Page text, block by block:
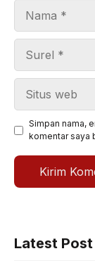
Simpan nama,
komentar saya
Latest Post